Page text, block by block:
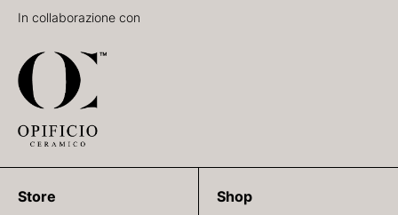
In collaborazione con
Store Shop